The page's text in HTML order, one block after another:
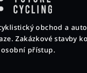
obchod a
Zakázkové stavby
přístup.